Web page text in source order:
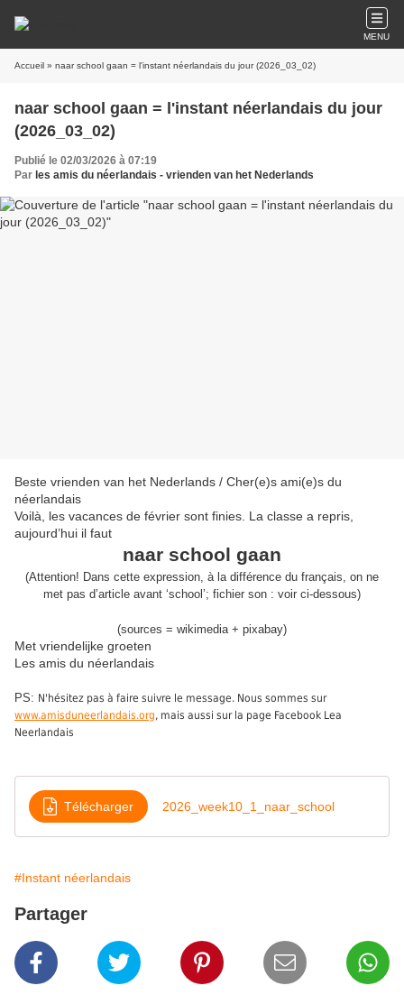
MENU
Accueil » naar school gaan = l'instant néerlandais du jour (2026_03_02)
naar school gaan = l'instant néerlandais du jour
(2026_03_02)
Publié le 02/03/2026 à 07:19
Par les amis du néerlandais - vrienden van het Nederlands
Beste vrienden van het Nederlands / Cher(e)s ami(e)s du
néerlandais
Voilà, les vacances de février sont finies. La classe a repris,
aujourd’hui il faut
naar school gaan
(Attention! Dans cette expression, à la différence du français, on ne
met pas d’article avant ‘school’; fichier son : voir ci-dessous)
(sources = wikimedia + pixabay)
Met vriendelijke groeten
Les amis du néerlandais
PS: N'hésitez pas à faire suivre le message. Nous sommes sur
www.amisduneerlandais.org, mais aussi sur la page Facebook Lea
Neerlandais
Télécharger 2026_week10_1_naar_school
#Instant néerlandais
Partager